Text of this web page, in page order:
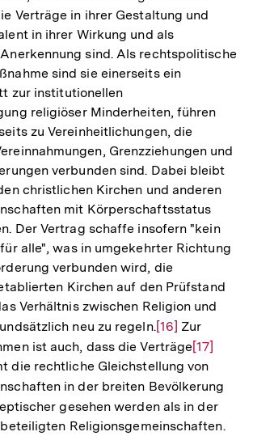
Fußnote
Verträge in ihrer Gestaltung und
in ihrer Wirkung und als
sind. Als rechtspolitische
sind sie einerseits ein
zur institutionellen
religiöser Minderheiten, führen
zu Vereinheitlichungen, die
Grenzziehungen und
verbunden sind. Dabei bleibt
christlichen Kirchen und anderen
mit Körperschaftsstatus
Der Vertrag schaffe insofern "kein
alle", was in umgekehrter Richtung
verbunden wird, die
Kirchen auf den Prüfstand
Verhältnis zwischen Religion und
neu zu regeln.Zur
Auflösung
der
Fußnote
[16] Zur
ist auch, dass die VerträgeZur
der
Fußnote
[17]
die rechtliche Gleichstellung von
in der breiten Bevölkerung
der
gesehen werden als in der
Religionsgemeinschaften.